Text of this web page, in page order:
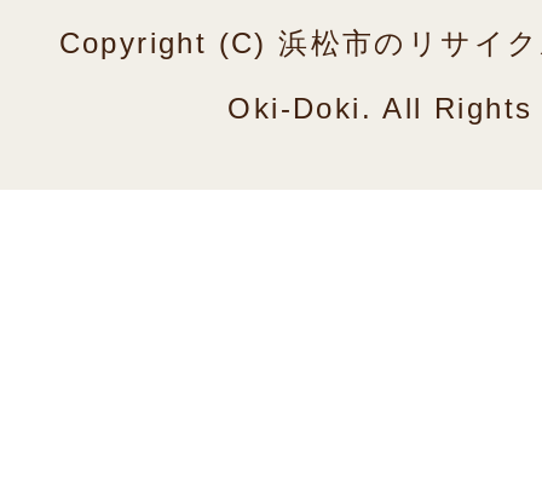
Copyright (C) 浜松市のリサイ
Oki-Doki. All Rights